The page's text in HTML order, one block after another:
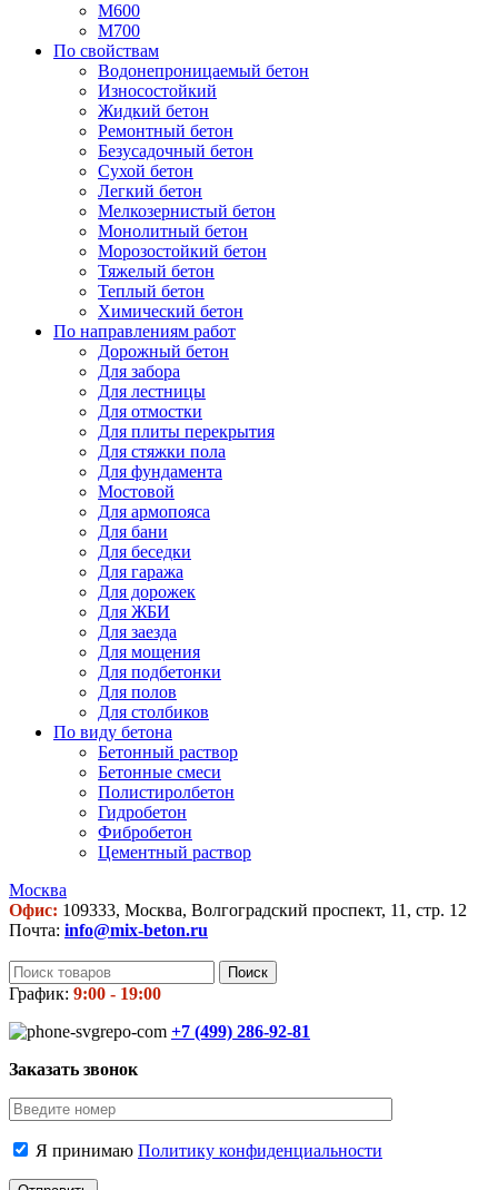
М600
М700
По свойствам
Водонепроницаемый бетон
Износостойкий
Жидкий бетон
Ремонтный бетон
Безусадочный бетон
Сухой бетон
Легкий бетон
Мелкозернистый бетон
Монолитный бетон
Морозостойкий бетон
Тяжелый бетон
Теплый бетон
Химический бетон
По направлениям работ
Дорожный бетон
Для забора
Для лестницы
Для отмостки
Для плиты перекрытия
Для стяжки пола
Для фундамента
Мостовой
Для армопояса
Для бани
Для беседки
Для гаража
Для дорожек
Для ЖБИ
Для заезда
Для мощения
Для подбетонки
Для полов
Для столбиков
По виду бетона
Бетонный раствор
Бетонные смеси
Полистиролбетон
Гидробетон
Фибробетон
Цементный раствор
Москва
Офис: 109333, Москва, Волгоградский проспект, 11, стр. 12
Почта: info@mix-beton.ru
Поиск
График: 9:00 - 19:00
+7 (499) 286-92-81
Заказать звонок
Я принимаю Политику конфиденциальности